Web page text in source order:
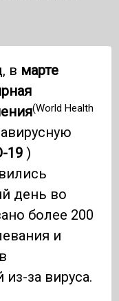
в марте
(World Health
19 )
день во
более 200
и
за вируса.